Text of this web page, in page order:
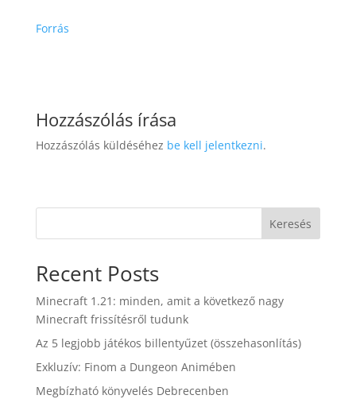
Forrás
Hozzászólás írása
Hozzászólás küldéséhez be kell jelentkezni.
Keresés
Recent Posts
Minecraft 1.21: minden, amit a következő nagy
Minecraft frissítésről tudunk
Az 5 legjobb játékos billentyűzet (összehasonlítás)
Exkluzív: Finom a Dungeon Animében
Megbízható könyvelés Debrecenben